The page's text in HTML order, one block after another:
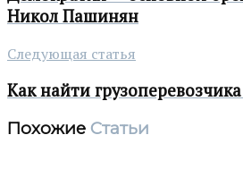
Никол Пашинян
Следующая статья
Как найти
Похожие Статьи